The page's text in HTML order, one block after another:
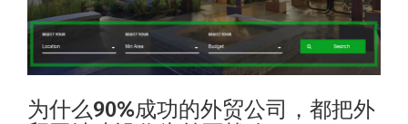
为什么90%成功的外贸公司，都把外